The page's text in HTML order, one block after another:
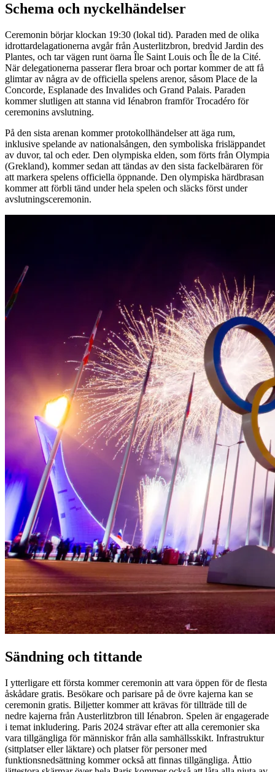
Schema och nyckelhändelser
Ceremonin börjar klockan 19:30 (lokal tid). Paraden med de olika
idrottardelagationerna avgår från Austerlitzbron, bredvid Jardin des
Plantes, och tar vägen runt öarna Île Saint Louis och Île de la Cité.
När delegationerna passerar flera broar och portar kommer de att få
glimtar av några av de officiella spelens arenor, såsom Place de la
Concorde, Esplanade des Invalides och Grand Palais. Paraden
kommer slutligen att stanna vid Iénabron framför Trocadéro för
ceremonins avslutning.
På den sista arenan kommer protokollhändelser att äga rum,
inklusive spelande av nationalsången, den symboliska frisläppandet
av duvor, tal och eder. Den olympiska elden, som förts från Olympia
(Grekland), kommer sedan att tändas av den sista fackelbäraren för
att markera spelens officiella öppnande. Den olympiska härdbrasan
kommer att förbli tänd under hela spelen och släcks först under
avslutningsceremonin.
Sändning och tittande
I ytterligare ett första kommer ceremonin att vara öppen för de flesta
åskådare gratis. Besökare och parisare på de övre kajerna kan se
ceremonin gratis. Biljetter kommer att krävas för tillträde till de
nedre kajerna från Austerlitzbron till Iénabron. Spelen är engagerade
i temat inkludering. Paris 2024 strävar efter att alla ceremonier ska
vara tillgängliga för människor från alla samhällsskikt. Infrastruktur
(sittplatser eller läktare) och platser för personer med
funktionsnedsättning kommer också att finnas tillgängliga. Åttio